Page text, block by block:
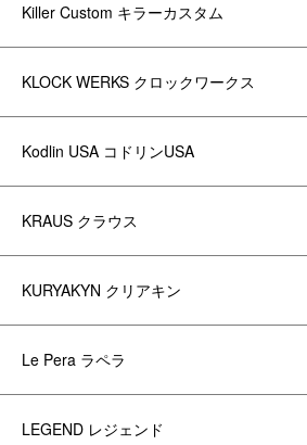
Killer Custom キラーカスタム
KLOCK WERKS クロックワークス
Kodlin USA コドリンUSA
KRAUS クラウス
KURYAKYN クリアキン
Le Pera ラペラ
LEGEND レジェンド